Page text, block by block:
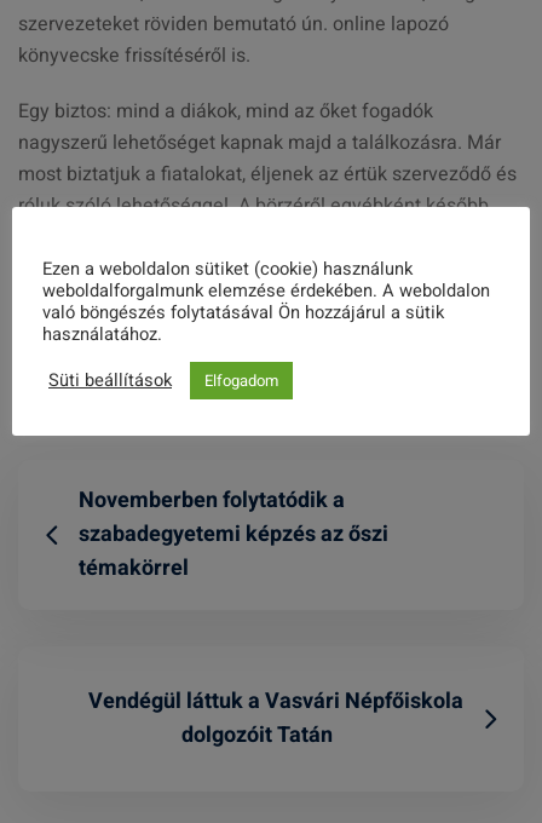
szervezeteket röviden bemutató ún. online lapozó
könyvecske frissítéséről is.
Egy biztos: mind a diákok, mind az őket fogadók
nagyszerű lehetőséget kapnak majd a találkozásra. Már
most biztatjuk a fiatalokat, éljenek az értük szerveződő és
róluk szóló lehetőséggel. A börzéről egyébként később
kommunikációs felületeit.
Novemberben folytatódik a
szabadegyetemi képzés az őszi
témakörrel
Vendégül láttuk a Vasvári Népfőiskola
dolgozóit Tatán
Ezen a weboldalon sütiket (cookie) használunk
weboldalforgalmunk elemzése érdekében. A weboldalon
való böngészés folytatásával Ön hozzájárul a sütik
használatához.
Süti beállítások
Elfogadom